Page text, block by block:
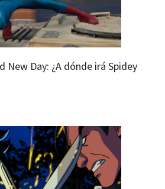
New Day: ¿A dónde irá Spidey